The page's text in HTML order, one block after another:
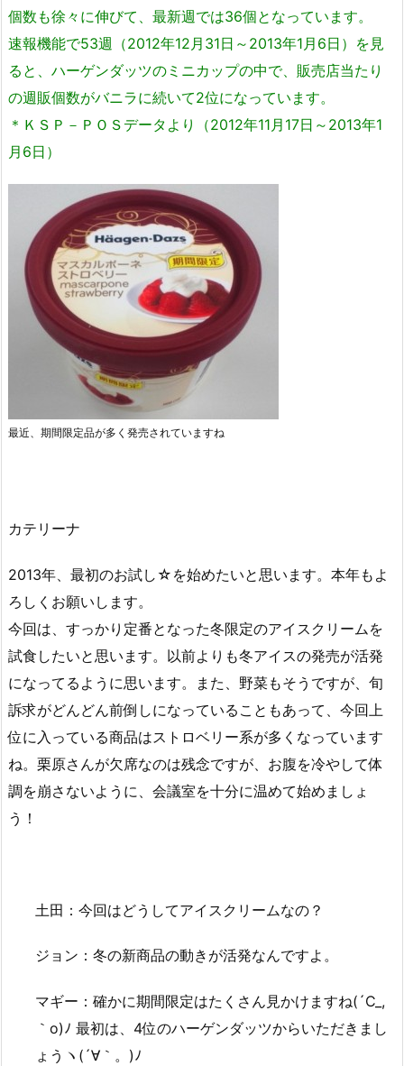
個数も徐々に伸びて、最新週では36個となっています。
速報機能で53週（2012年12月31日～2013年1月6日）を見
ると、ハーゲンダッツのミニカップの中で、販売店当たり
の週販個数がバニラに続いて2位になっています。
＊ＫＳＰ－ＰＯＳデータより（2012年11月17日～2013年1
月6日）
最近、期間限定品が多く発売されていますね
カテリーナ
2013年、最初のお試し☆を始めたいと思います。本年もよ
ろしくお願いします。
今回は、すっかり定番となった冬限定のアイスクリームを
試食したいと思います。以前よりも冬アイスの発売が活発
になってるように思います。また、野菜もそうですが、旬
訴求がどんどん前倒しになっていることもあって、今回上
位に入っている商品はストロベリー系が多くなっています
ね。栗原さんが欠席なのは残念ですが、お腹を冷やして体
調を崩さないように、会議室を十分に温めて始めましょ
う！
土田：今回はどうしてアイスクリームなの？
ジョン：冬の新商品の動きが活発なんですよ。
マギー：確かに期間限定はたくさん見かけますね(´C_,
｀o)ﾉ 最初は、4位のハーゲンダッツからいただきまし
ょうヽ(´∀｀。)ﾉ